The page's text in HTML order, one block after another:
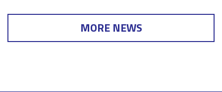
MORE NEWS